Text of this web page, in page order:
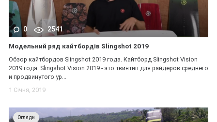
0 2541
Модельний ряд кайтбордів Slingshot 2019
Обзор кайтбордов Slingshot 2019 года. Кайтборд Slingshot Vision
2019 года: Slingshot Vision 2019 - это твинтип для райдеров среднего
и продвинутого ур...
1 Січня, 2019
Огляди